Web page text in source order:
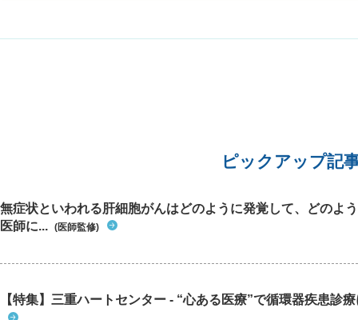
うか？
ピックアップ記
無症状といわれる肝細胞がんはどのように発覚して、どのよ
医師に... (医師監修)
【特集】三重ハートセンター - “心ある医療”で循環器疾患診